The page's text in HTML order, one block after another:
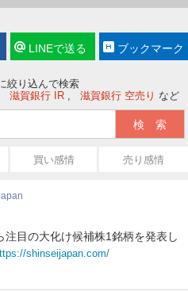
LINEで送る ブックマーク
絞り込んで検索
滋賀銀行 IR 滋賀銀行 空売り など
買い感情 売り感情
目の大化け候補株1銘柄を発表し
shinseijapan.com/